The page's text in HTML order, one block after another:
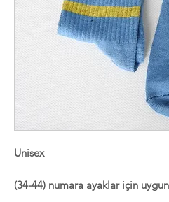
Unisex
(34-44) numara ayaklar için